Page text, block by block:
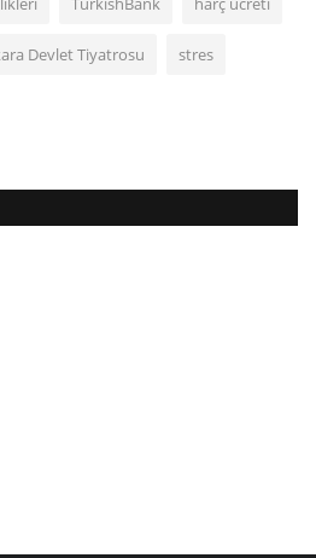
Devlet Tiyatrosu stres